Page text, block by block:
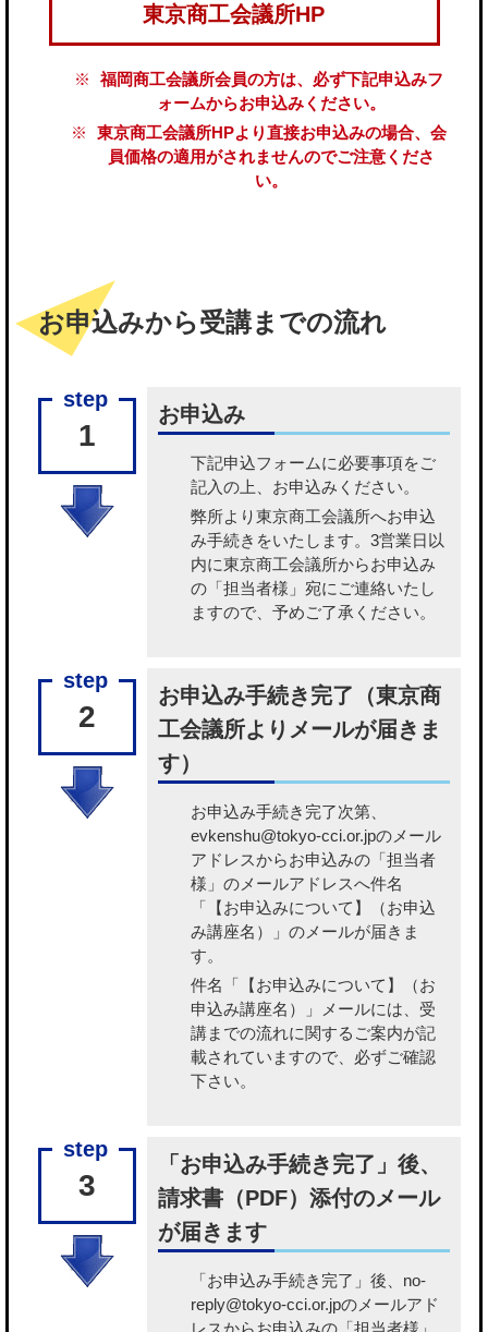
東京商工会議所HP
福岡商工会議所会員の方は、必ず下記申込みフ
ォームからお申込みください。
東京商工会議所HPより直接お申込みの場合、会
員価格の適用がされませんのでご注意くださ
い。
お申込みから受講までの流れ
1
お申込み
下記申込フォームに必要事項をご
記入の上、お申込みください。
弊所より東京商工会議所へお申込
み手続きをいたします。3営業日以
内に東京商工会議所からお申込み
の「担当者様」宛にご連絡いたし
ますので、予めご了承ください。
2
お申込み手続き完了（東京商
工会議所よりメールが届きま
す）
お申込み手続き完了次第、
evkenshu@tokyo-cci.or.jpのメール
アドレスからお申込みの「担当者
様」のメールアドレスへ件名
「【お申込みについて】（お申込
み講座名）」のメールが届きま
す。
件名「【お申込みについて】（お
申込み講座名）」メールには、受
講までの流れに関するご案内が記
載されていますので、必ずご確認
下さい。
3
「お申込み手続き完了」後、
請求書（PDF）添付のメール
が届きます
「お申込み手続き完了」後、no-
reply@tokyo-cci.or.jpのメールアド
レスからお申込みの「担当者様」